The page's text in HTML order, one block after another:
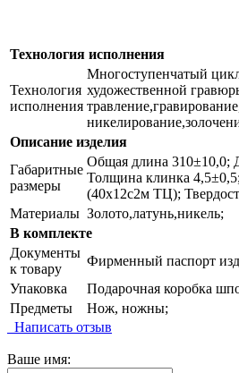
Технология исполнения
Технология
исполнения
Многоступенчатый
художественной
Описание изделия
Габаритные
размеры
Общая длина 310±10,0;
Толщина клинка
(40х12с2м ТЦ);
Материалы Золото,латунь,никель;
В комплекте
Документы
к товару
Фирменный паспорт
Упаковка
Подарочная коробка
Предметы
Нож, ножны;
Написать отзыв
Ваше имя: